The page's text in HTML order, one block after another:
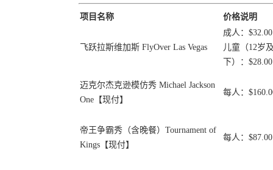
项目名称 价格说明
飞跃拉斯维加斯 FlyOver Las Vegas
成人：$32.00
儿童（12岁
下）：$28.00
迈克尔杰克逊模仿秀 Michael Jackson
One【现付】
每人：
帝王争霸秀（含晚餐）Tournament of
Kings【现付】
每人：$87.00